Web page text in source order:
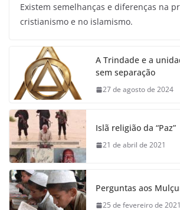
Existem semelhanças e diferenças na
cristianismo e no islamismo.
A Trindade e a
sem separação
27 de agosto de 2024
Islã religião da “Paz”
21 de abril de 2021
Perguntas aos
25 de fevereiro de 2021